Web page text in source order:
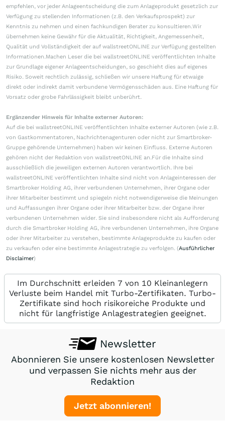
empfehlen, vor jeder Anlageentscheidung die zum Anlageprodukt gesetzlich zur
Verfügung zu stellenden Informationen (z.B. den Verkaufsprospekt) zur
Kenntnis zu nehmen und einen fachkundigen Berater zu konsultieren.Wir
übernehmen keine Gewähr für die Aktualität, Richtigkeit, Angemessenheit,
Qualität und Vollständigkeit der auf wallstreetONLINE zur Verfügung gestellten
Informationen.Machen Leser die bei wallstreetONLINE veröffentlichten Inhalte
zur Grundlage eigener Anlageentscheidungen, so geschieht dies auf eigenes
Risiko. Soweit rechtlich zulässig, schließen wir unsere Haftung für etwaige
direkt oder indirekt damit verbundene Vermögensschäden aus. Eine Haftung für
Vorsatz oder grobe Fahrlässigkeit bleibt unberührt.
Ergänzender Hinweis für Inhalte externer Autoren:
Auf die bei wallstreetONLINE veröffentlichten Inhalte externer Autoren (wie z.B.
von Gastkommentatoren, Nachrichtenagenturen oder nicht zur Smartbroker-
Gruppe gehörende Unternehmen) haben wir keinen Einfluss. Externe Autoren
gehören nicht der Redaktion von wallstreetONLINE an.Für die Inhalte sind
ausschließlich die jeweiligen externen Autoren verantwortlich. Ihre bei
wallstreetONLINE veröffentlichten Inhalte sind nicht von Anlageinteressen der
Smartbroker Holding AG, ihrer verbundenen Unternehmen, ihrer Organe oder
ihrer Mitarbeiter bestimmt und spiegeln nicht notwendigerweise die Meinungen
und Auffassungen ihrer Organe oder ihrer Mitarbeiter bzw. der Organe ihrer
verbundenen Unternehmen wider. Sie sind insbesondere nicht als Aufforderung
durch die Smartbroker Holding AG, ihre verbundenen Unternehmen, ihre Organe
oder ihrer Mitarbeiter zu verstehen, bestimmte Anlageprodukte zu kaufen oder
zu verkaufen oder eine bestimmte Anlagestrategie zu verfolgen. (Ausführlicher
Disclaimer)
Im Durchschnitt erleiden 7 von 10 Kleinanlegern
Verluste beim Handel mit Turbo-Zertifikaten. Turbo-
Zertifikate sind hoch risikoreiche Produkte und
nicht für langfristige Anlagestrategien geeignet.
Newsletter
Abonnieren Sie unsere kostenlosen Newsletter
und verpassen Sie nichts mehr aus der
Redaktion
Jetzt abonnieren!